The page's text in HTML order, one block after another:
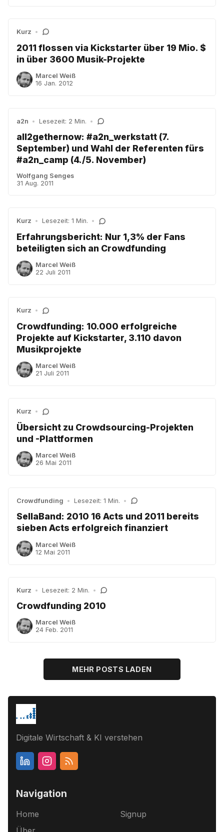
Kurz •
2011 flossen via Kickstarter über 19 Mio. $
in über 3600 Musik-Projekte
Marcel Weiß
16 Jan. 2012
a2n • Lesezeit: 2 Min. •
all2gethernow: #a2n_werkstatt (7.
September) und Wahl der Referenten fürs
#a2n_camp (4./5. November)
Wolfgang Senges
31 Aug. 2011
Kurz • Lesezeit: 1 Min. •
Erfahrungsbericht: Nur 1,3% der Fans
beteiligten sich an Crowdfunding
Marcel Weiß
22 Juli 2011
Kurz •
Crowdfunding: 10.000 erfolgreiche
Projekte auf Kickstarter, 3.110 davon
Musikprojekte
Marcel Weiß
21 Juli 2011
Kurz •
Übersicht zu Crowdsourcing-Projekten
und -Plattformen
Marcel Weiß
26 Mai 2011
Crowdfunding • Lesezeit: 1 Min. •
SellaBand: 2010 16 Acts und 2011 bereits
sieben Acts erfolgreich finanziert
Marcel Weiß
12 Mai 2011
Kurz • Lesezeit: 2 Min. •
Crowdfunding 2010
Marcel Weiß
24 Feb. 2011
MEHR POSTS LADEN
Digitale Wirtschaft & KI verstehen
Navigation
Home
Signup